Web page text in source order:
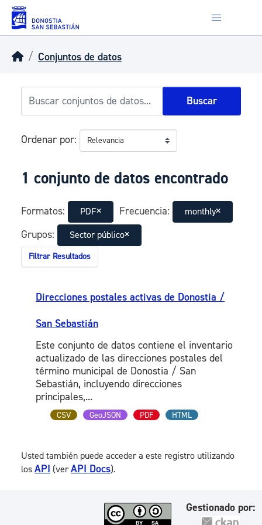
Skip to main content
Conjuntos de datos
Buscar
Ordenar por
1 conjunto de datos encontrado
Formatos: PDF Frecuencia: monthly
Grupos: Sector público
Filtrar Resultados
Direcciones postales activas de Donostia /
San Sebastián
Este conjunto de datos contiene el inventario
actualizado de las direcciones postales del
término municipal de Donostia / San
Sebastián, incluyendo direcciones
principales,...
CSV GeoJSON PDF HTML
Usted también puede acceder a este registro utilizando
los API (verAPI Docs).
Gestionado por: